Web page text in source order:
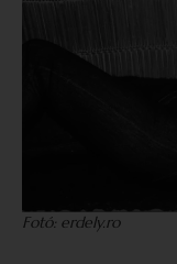
Fotó: erdely.ro